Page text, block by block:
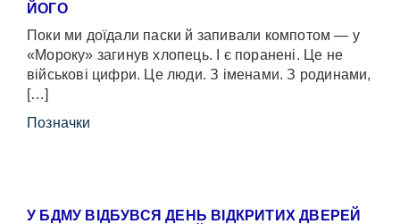
ЙОГО
Поки ми доїдали паски й запивали компотом — у
«Мороку» загинув хлопець. І є поранені. Це не
військові цифри. Це люди. З іменами. З родинами,
[…]
Позначки
У БДМУ ВІДБУВСЯ ДЕНЬ ВІДКРИТИХ ДВЕРЕЙ